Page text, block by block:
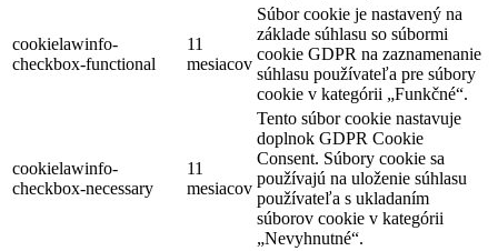
cookielawinfo-
checkbox-functional
11
mesiacov
Súbor cookie je nastavený na
základe súhlasu so súbormi
cookie GDPR na zaznamenanie
súhlasu používateľa pre súbory
cookie v kategórii „Funkčné“.
cookielawinfo-
checkbox-necessary
11
mesiacov
Tento súbor cookie nastavuje
doplnok GDPR Cookie
Consent. Súbory cookie sa
používajú na uloženie súhlasu
používateľa s ukladaním
súborov cookie v kategórii
„Nevyhnutné“.